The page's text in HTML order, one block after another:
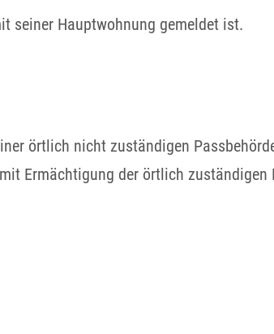
seiner Hauptwohnung gemeldet ist.
örtlich nicht zuständigen
Ermächtigung der örtlich zuständigen